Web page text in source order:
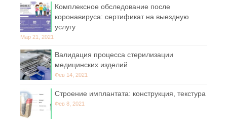
Комплексное обследование после
коронавируса: сертификат на выездную
услугу
Мар 21, 2021
Валидация процесса стерилизации
медицинских изделий
Фев 14, 2021
Строение имплантата: конструкция, текстура
Фев 8, 2021